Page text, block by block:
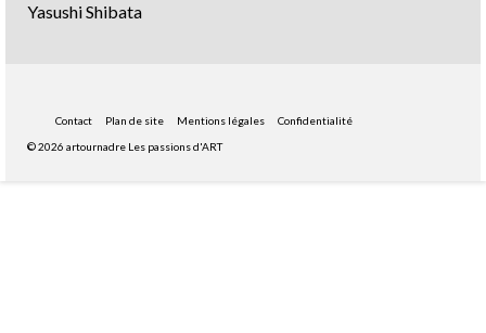
Yasushi Shibata
Contact Plan de site Mentions légales
Confidentialité
© 2026 artournadre Les passions d'ART